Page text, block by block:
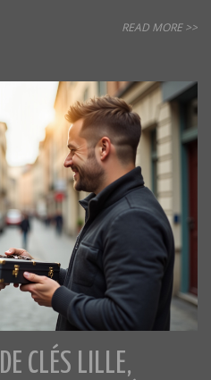
READ MORE >>
CLÉS LILLE,